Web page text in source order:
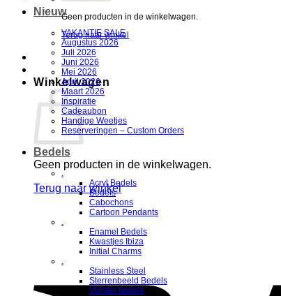
Geen producten in de winkelwagen.
Terug naar winkel
Winkelwagen
Geen producten in de winkelwagen.
Terug naar winkel
Nieuw
VAKANTIE SALE
Augustus 2026
Juli 2026
Juni 2026
Mei 2026
April 2026
Maart 2026
Inspiratie
Cadeaubon
Handige Weetjes
Reserveringen – Custom Orders
Bedels
.
Acryl Bedels
Bedels
Cabochons
Cartoon Pendants
.
Enamel Bedels
Kwastjes Ibiza
Initial Charms
.
Stainless Steel
Sterrenbeeld Bedels
Vlinder bedels